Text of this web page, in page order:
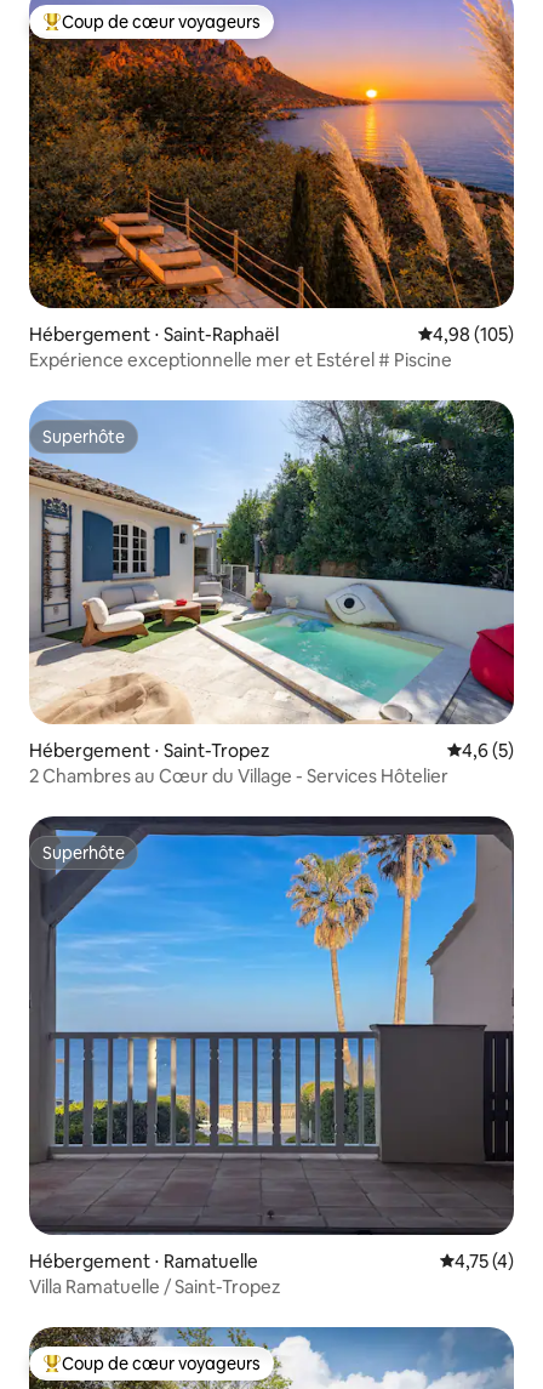
Coups de cœur voyageurs les plus appréciés
Coup de cœur voyageurs
Hébergement ⋅ Saint-Raphaël Évaluation
4,98 (105)
Expérience exceptionnelle mer et Estérel # Piscine
Superhôte
Superhôte
Hébergement ⋅ Saint-Tropez Évaluation
4,6 (5)
2 Chambres au Cœur du Village - Services Hôtelier
Superhôte
Superhôte
Hébergement ⋅ Ramatuelle Évaluation
4,75 (4)
Villa Ramatuelle / Saint-Tropez
Coups de cœur voyageurs les plus appréciés
Coup de cœur voyageurs